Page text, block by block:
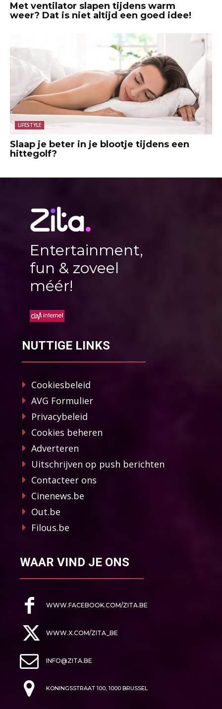
Met ventilator slapen tijdens warm
weer? Dat is niet altijd een goed idee!
LIFESTYLE
Slaap je beter in je blootje tijdens een
hittegolf?
Entertainment,
fun & zoveel
méér!
NUTTIGE LINKS
Cookiesbeleid
AVG Formulier
Privacybeleid
Cookies beheren
Adverteren
Uitschrijven op push berichten
Contacteer ons
Cinenews.be
Out.be
Filous.be
WAAR VIND JE ONS
WWW.FACEBOOK.COM/ZITA.BE
WWW.X.COM/ZITA_BE
INFO@ZITA.BE
KONINGSSTRAAT 100, 1000 BRUSSEL